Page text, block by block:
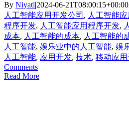
By Niyati|2024-06-21T08:00:15+00:00
人工智能应用开发公司 , 人工智能
程序开发, 人工智能应用程序开发,
成本, 人工智能的成本, 人工智能的
人工智能, 娱乐业中的人工智能, 娱
人工智能, 应用开发, 技术, 移动应
Comments
Read More